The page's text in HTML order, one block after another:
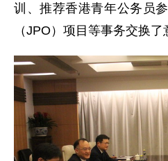
训、推荐香港青年公务员
（JPO）项目等事务交换了